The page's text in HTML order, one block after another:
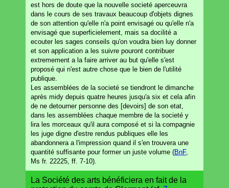
est hors de doute que la nouvelle societé aperceuvra
dans le cours de ses travaux beaucoup d'objets dignes
de son attention qu'elle n'a point envisagé ou qu'elle n'a
envisagé que superficielement, mais sa docilité a
ecouter les sages conseils qu'on voudra bien luy donner
et son application a les suivre pouront contribuer
extremement a la faire arriver au but qu'elle s'est
proposé qui n'est autre chose que le bien de l'utilité
publique.
Les assemblées de la societé se tiendront le dimanche
après midy depuis quatre heures jusqu'a six et cela afin
de ne detourner personne des [devoirs] de son etat,
dans les assemblées chaque membre de la societé y
lira les morceaux qu'il aura composé et si la compagnie
les juge digne d'estre rendus publiques elle les
abandonnera a l'impression quand il s'en trouvera une
quantité suffisante pour former un juste volume (BnF,
Ms fr. 22225, ff. 7-10).
La Société des arts bénéficiera en fait de la